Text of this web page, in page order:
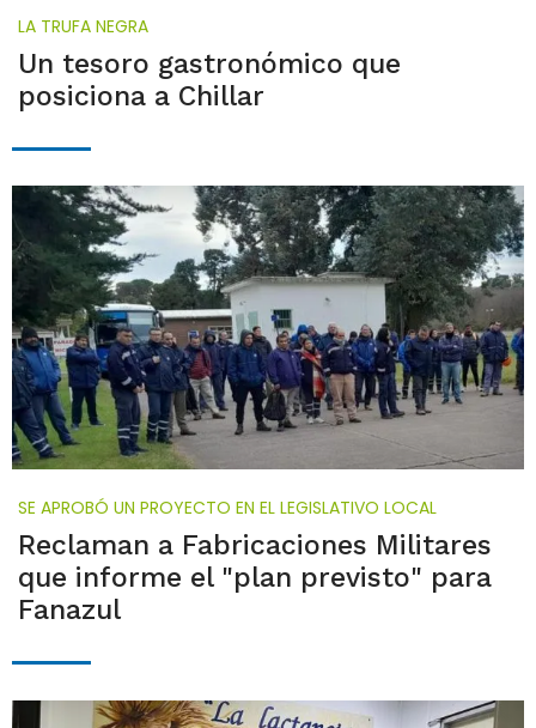
LA TRUFA NEGRA
Un tesoro gastronómico que
posiciona a Chillar
SE APROBÓ UN PROYECTO EN EL LEGISLATIVO LOCAL
Reclaman a Fabricaciones Militares
que informe el "plan previsto" para
Fanazul